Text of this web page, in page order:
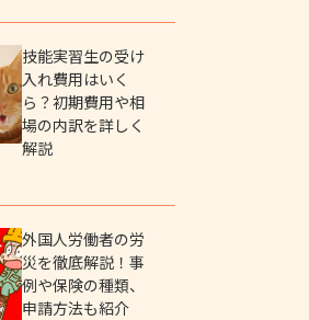
技能実習生の受け
入れ費用はいく
ら？初期費用や相
場の内訳を詳しく
解説
外国人労働者の労
災を徹底解説！事
例や保険の種類、
申請方法も紹介